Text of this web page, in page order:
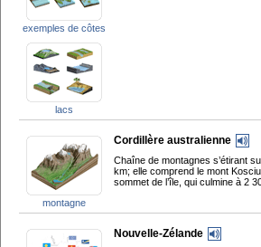
exemples de côtes
lacs
montagne
Cordillère australienne
Chaîne de montagnes s’étirant
km; elle comprend le mont
sommet de l’île, qui culmine à 2
Nouvelle-Zélande